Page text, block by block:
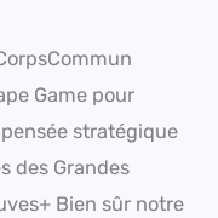
Game pour
stratégique
des Grandes
Bien sûr notre